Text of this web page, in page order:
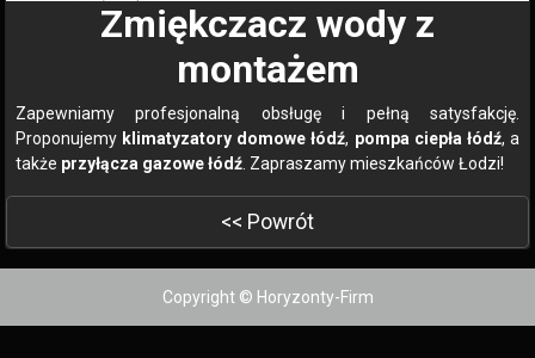
Zmiękczacz wody z
montażem
Zapewniamy profesjonalną obsługę i pełną satysfakcję.
Proponujemy klimatyzatory domowe łódź, pompa ciepła łódź, a
także przyłącza gazowe łódź. Zapraszamy mieszkańców Łodzi!
<< Powrót
Copyright © Horyzonty-Firm